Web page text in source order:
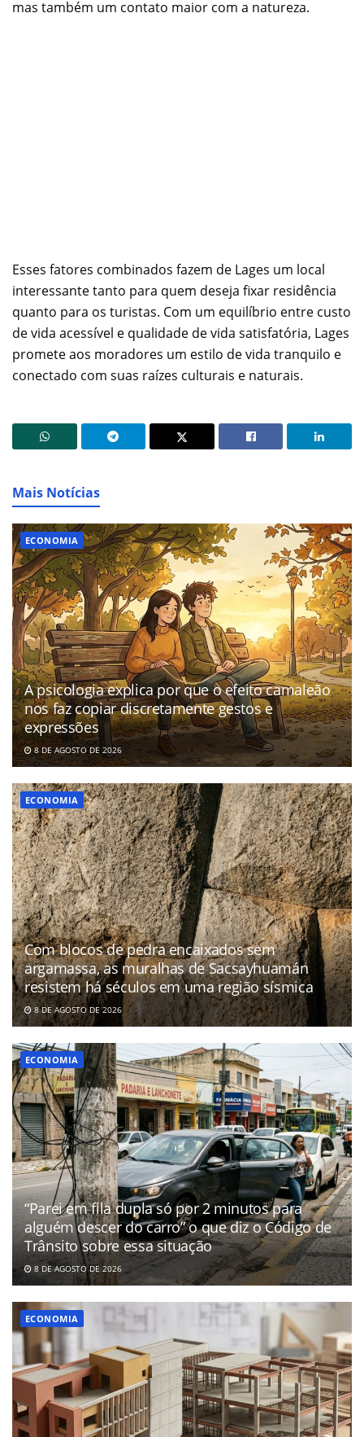
mas também um contato maior com a natureza.
Esses fatores combinados fazem de Lages um local
interessante tanto para quem deseja fixar residência
quanto para os turistas. Com um equilíbrio entre custo
de vida acessível e qualidade de vida satisfatória, Lages
promete aos moradores um estilo de vida tranquilo e
conectado com suas raízes culturais e naturais.
Mais Notícias
ECONOMIA
A psicologia explica por que o efeito camaleão
nos faz copiar discretamente gestos e
expressões
8 DE AGOSTO DE 2026
ECONOMIA
Com blocos de pedra encaixados sem
argamassa, as muralhas de Sacsayhuamán
resistem há séculos em uma região sísmica
8 DE AGOSTO DE 2026
ECONOMIA
“Parei em fila dupla só por 2 minutos para
alguém descer do carro” o que diz o Código de
Trânsito sobre essa situação
8 DE AGOSTO DE 2026
ECONOMIA